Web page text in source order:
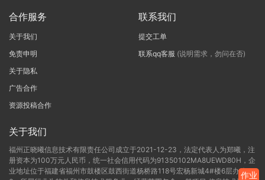
合作服务
关于我们
免责申明
关于隐私
广告合作
资源投稿合作
联系我们
提交工单
联系qq客服 (说明需求，勿问在否)
关于我们
福州正晓曦信息技术有限责任公司成立于2021-12-23，法定代表人为郑曦，注
册资本为100万元人民币，统一社会信用代码为91350102MA8UEWD80H，企
业地址位于福建省福州市鼓楼区鼓西街道杨桥路118号宏杨新城4#楼6层办公C-
作业